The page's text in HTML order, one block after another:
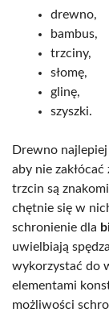
drewno,
bambus,
trzciny,
słomę,
glinę,
szyszki.
Drewno
aby nie
trzcin są
chętnie się w
schronienie dla
uwielbiają
wykorzystać do
elementami
możliwości